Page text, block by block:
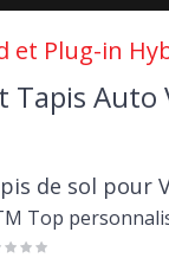
et Plug-in
Auto
de sol pour
Top